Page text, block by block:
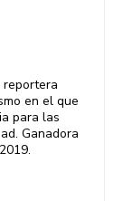
reportera
en el que
para las
Ganadora